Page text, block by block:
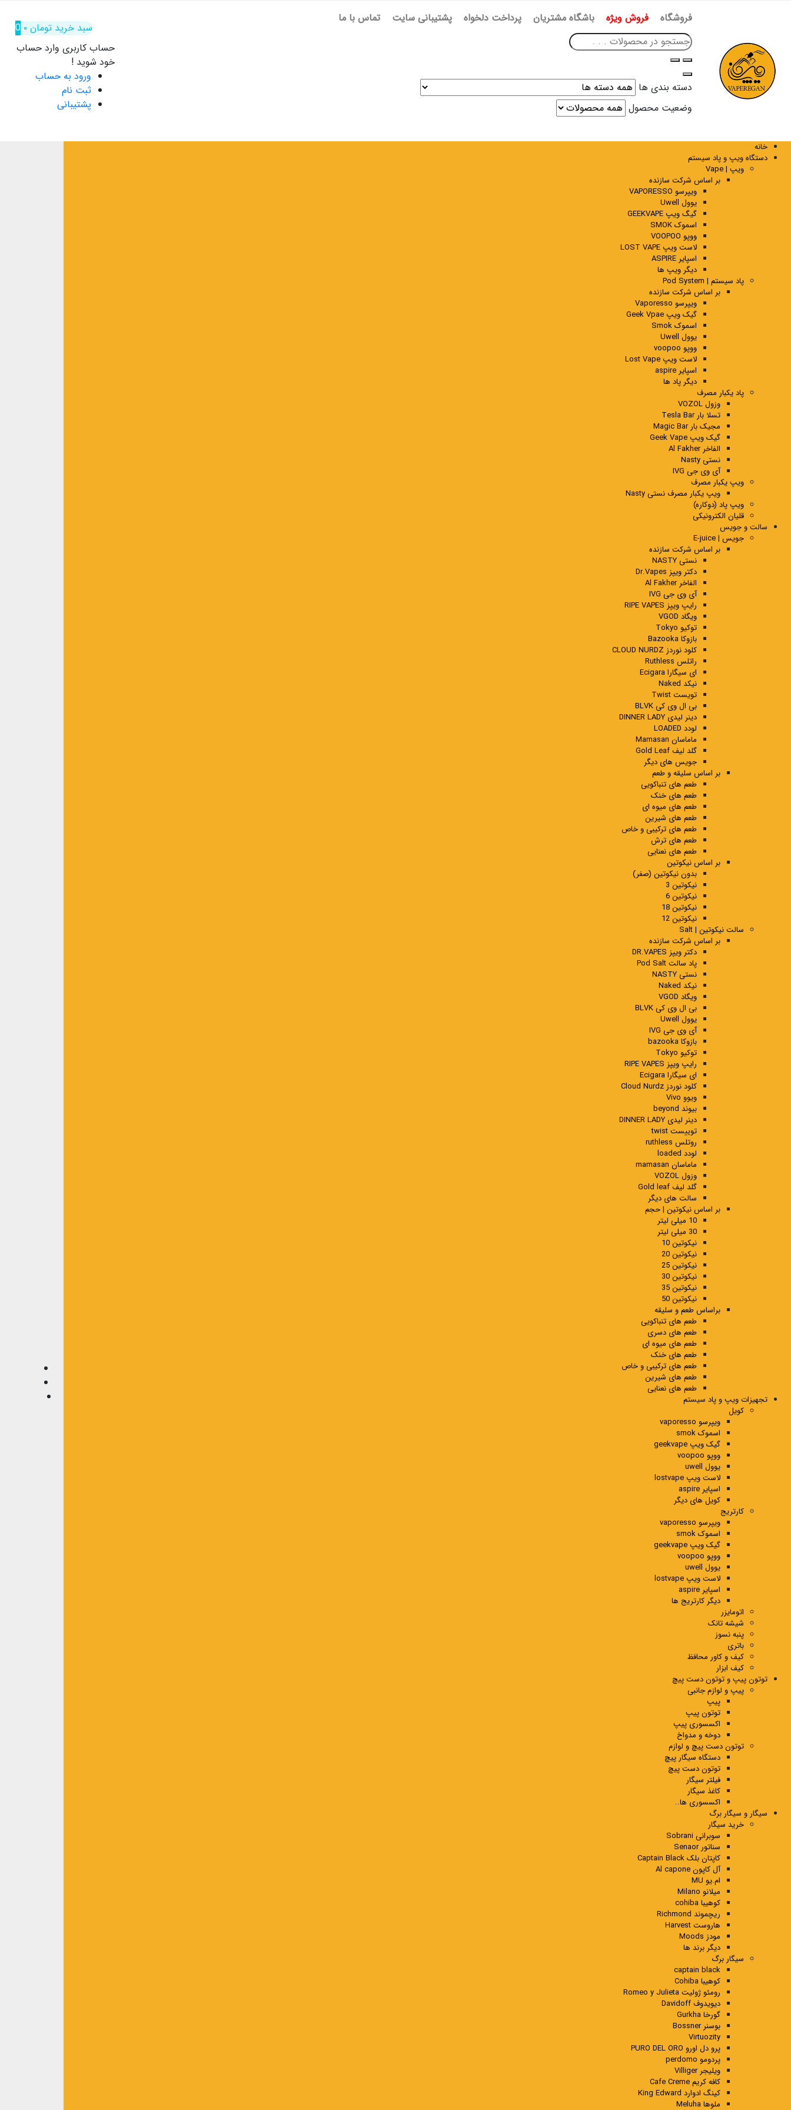
فروشگاه فروش ویژه باشگاه مشتریان پرداخت دلخواه پشتیبانی سایت تماس با ما
دسته بندی ها
وضعیت محصول
سبد خرید تومان۰
0
حساب کاربری وارد حساب
خود شوید !
ورود به حساب
ثبت نام
پشتیبانی
خانه
دستگاه ویپ و پاد سیستم
ویپ | Vape
بر اساس شرکت سازنده
ویپرسو VAPORESSO
یوول Uwell
گیگ ویپ GEEKVAPE
اسموک SMOK
ووپو VOOPOO
لاست ویپ LOST VAPE
اسپایر ASPIRE
دیگر ویپ ها
پاد سیستم | Pod System
بر اساس شرکت سازنده
ویپرسو Vaporesso
گیک ویپ Geek Vpae
اسموک Smok
یوول Uwell
ووپو voopoo
لاست ویپ Lost Vape
اسپایر aspire
دیگر پاد ها
پاد یکبار مصرف
وزول VOZOL
تسلا بار Tesla Bar
مجیک بار Magic Bar
گیک ویپ Geek Vape
الفاخر Al Fakher
نستی Nasty
آی وی جی IVG
ویپ یکبار مصرف
ویپ یکبار مصرف نستی Nasty
ویپ پاد (دوکاره)
قلیان الکترونیکی
سالت و جویس
جویس | E-juice
بر اساس شرکت سازنده
نستی NASTY
دکتر ویپز Dr.Vapes
الفاخر Al Fakher
آی وی جی IVG
رایپ ویپز RIPE VAPES
ویگاد VGOD
توکیو Tokyo
بازوکا Bazooka
کلود نوردز CLOUD NURDZ
راتلس Ruthless
ای سیگارا Ecigara
نیکد Naked
تویست Twist
بی ال وی کی BLVK
دینر لیدی DINNER LADY
لودد LOADED
ماماسان Mamasan
گلد لیف Gold Leaf
جویس های دیگر
بر اساس سلیقه و طعم
طعم های تنباکویی
طعم های خنک
طعم های میوه ای
طعم های شیرین
طعم های ترکیبی و خاص
طعم های ترش
طعم های نعنایی
بر اساس نیکوتین
بدون نیکوتین (صفر)
نیکوتین 3
نیکوتین 6
نیکوتین 18
نیکوتین 12
سالت نیکوتین | Salt
بر اساس شرکت سازنده
دکتر ویپز DR.VAPES
پاد سالت Pod Salt
نستی NASTY
نیکد Naked
ویگاد VGOD
بی ال وی کی BLVK
یوول Uwell
آی وی جی IVG
بازوکا bazooka
توکیو Tokyo
رایپ ویپز RIPE VAPES
ای سیگارا Ecigara
کلود نوردز Cloud Nurdz
ویوو Vivo
بیوند beyond
دینر لیدی DINNER LADY
توییست twist
روتلس ruthless
لودد loaded
ماماسان mamasan
وزول VOZOL
گلد لیف Gold leaf
سالت های دیگر
بر اساس نیکوتین | حجم
10 میلی لیتر
30 میلی لیتر
نیکوتین 10
نیکوتین 20
نیکوتین 25
نیکوتین 30
نیکوتین 35
نیکوتین 50
براساس طعم و سلیقه
طعم های تنباکویی
طعم های دسری
طعم های میوه ای
طعم های خنک
طعم های ترکیبی و خاص
طعم های شیرین
طعم های نعنایی
تجهیزات ویپ و پاد سیستم
کویل
ویپرسو vaporesso
اسموک smok
گیک ویپ geekvape
ووپو voopoo
یوول uwell
لاست ویپ lostvape
اسپایر aspire
کویل های دیگر
کارتریج
ویپرسو vaporesso
اسموک smok
گیک ویپ geekvape
ووپو voopoo
یوول uwell
لاست ویپ lostvape
اسپایر aspire
دیگر کارتریج ها
اتومایزر
شیشه تانک
پنبه نسوز
باتری
کیف و کاور محافظ
کیف ابزار
توتون پیپ و توتون دست پیچ
پیپ و لوازم جانبی
پیپ
توتون پیپ
اکسسوری پیپ
دوخه و مدواخ
توتون دست پیچ و لوازم
دستگاه سیگار پیچ
توتون دست پیچ
فیلتر سیگار
کاغذ سیگار
اکسسوری ها..
سیگار و سیگار برگ
خرید سیگار
سوبرانی Sobrani
سناتور Senaor
کاپتان بلک Captain Black
آل کاپون Al capone
ام.یو MU
میلانو Milano
کوهیبا cohiba
ریچموند Richmond
هاروست Harvest
مودز Moods
دیگر برند ها
سیگار برگ
captain black
کوهیبا Cohiba
رومئو ژولیت Romeo y Julieta
دیویدوف Davidoff
گورخا Gurkha
بوسنر Bossner
Virtuozity
پرو دل اورو PURO DEL ORO
پردومو perdomo
ویلیجر Villiger
کافه کریم Cafe Creme
کینگ ادوارد King Edward
ملوها Meluha